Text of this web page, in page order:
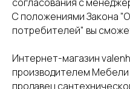
С положениями Закона
потребителей" вы
Интернет-магазин
производителем Мебели
продавец